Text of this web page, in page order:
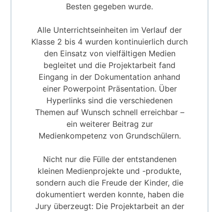
Besten gegeben wurde.
Alle Unterrichtseinheiten im Verlauf der
Klasse 2 bis 4 wurden kontinuierlich durch
den Einsatz von vielfältigen Medien
begleitet und die Projektarbeit fand
Eingang in der Dokumentation anhand
einer Powerpoint Präsentation. Über
Hyperlinks sind die verschiedenen
Themen auf Wunsch schnell erreichbar –
ein weiterer Beitrag zur
Medienkompetenz von Grundschülern.
Nicht nur die Fülle der entstandenen
kleinen Medienprojekte und -produkte,
sondern auch die Freude der Kinder, die
dokumentiert werden konnte, haben die
Jury überzeugt: Die Projektarbeit an der